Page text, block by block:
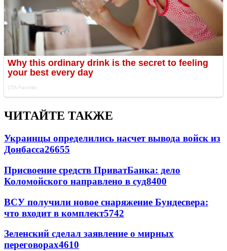
ЧИТАЙТЕ ТАКЖЕ
Украинцы определились насчет вывода войск из
Донбасса26655
Присвоение средств ПриватБанка: дело
Коломойского направлено в суд8400
ВСУ получили новое снаряжение Бундесвера:
что входит в комплект5742
Зеленский сделал заявление о мирных
переговорах4610